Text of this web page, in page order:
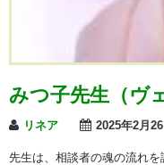
みつ子先生（ヴ
リネア 2025年2月26
先生は、相談者の魂の流れ